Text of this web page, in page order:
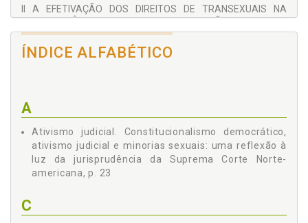
II A EFETIVAÇÃO DOS DIREITOS DE TRANSEXUAIS NA
JURISPRUDÊNCIA DO STJ: UMA REFLEXÃO SOBRE OS
DESAFIOS DA DESPATOLOGIZAÇÃO À LUZ DO DIÁLOGO
HONNETH-FRASER, p. 67
Despatologização à Luz da Ideia de Contrapúblicos
Subalternos, p. 88
5 A Jurisprudência do STJ Sobre Transexualidade: Uma
Reflexão Sobre os Desafios da Despatologização à Luz do
Debate Honneth-Fraser, p. 92
ÍNDICE ALFABÉTICO
A
Ativismo judicial. Constitucionalismo democrático,
ativismo judicial e minorias sexuais: uma reflexão à
luz da jurisprudência da Suprema Corte Norte-
americana, p. 23
C